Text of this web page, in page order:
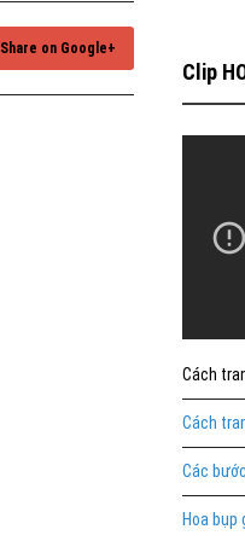
Share on Google+
Clip
Cách
Cách
Các
Hoa